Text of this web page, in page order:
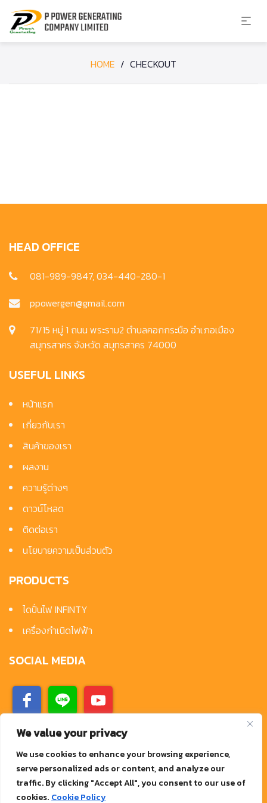
We value your privacy
We use cookies to enhance your browsing experience,
serve personalized ads or content, and analyze our
traffic. By clicking "Accept All", you consent to our use of
cookies. Cookie Policy
HOME / CHECKOUT
HEAD OFFICE
081-989-9847, 034-440-280-1
ppowergen@gmail.com
71/15 หมู่ 1 ถนน พระราม2 ตำบลคอกกระบือ อำเภอเมือง
สมุทรสาคร จังหวัด สมุทรสาคร 74000
USEFUL LINKS
หน้าแรก
เกี่ยวกับเรา
สินค้าของเรา
ผลงาน
ความรู้ต่างๆ
ดาวน์โหลด
ติดต่อเรา
นโยบายความเป็นส่วนตัว
PRODUCTS
ไดปั่นไฟ INFINTY
เครื่องกำเนิดไฟฟ้า
SOCIAL MEDIA